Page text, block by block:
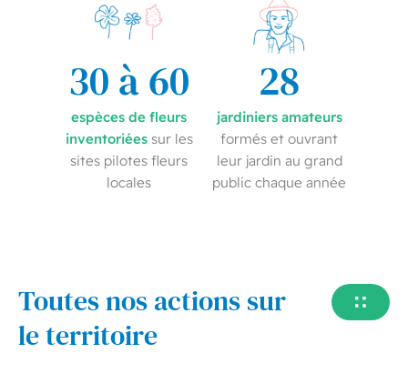
30 à 60
espèces de fleurs
inventoriéessur les
sites pilotes fleurs
locales
28
jardiniers amateurs
formés et ouvrant
leur jardin au grand
public chaque année
Toutes nos actions sur
le territoire
Voir